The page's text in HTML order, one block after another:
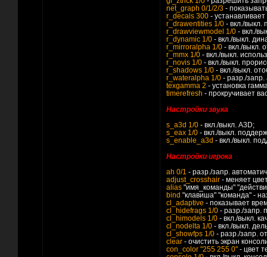
net_graph 0/1/2/3 -
r_decals 300 -
r_drawentities 1/0 - вкл./выкл.
r_drawviewmodel 1/0 - вкл./
r_dynamic 1/0 - вкл./выкл.
r_mirroralpha 1/0 - вкл./выкл.
r_mmx 1/0 - вкл./выкл.
r_novis 1/0 - вкл./выкл.
r_shadows 1/0 - вкл./выкл.
r_wateralpha 1/0 - разр./
texgamma 2 - установка
timerefresh - прокручивает
Настройки звука
s_a3d 1/0 - вкл./выкл. A3D;
s_eax 1/0 - вкл./выкл.
s_enable_a3d - вкл./выкл.
Настройки игрока
ah 0/1 - разр./запр.
adjust_crosshair - меняет
alias "имя_команды"
bind "клавиша" "команда" -
cl_adaptive - показывает
cl_hidefrags 1/0 - разр./запр.
cl_himodels 1/0 - вкл./выкл.
cl_nodelta 1/0 - вкл./выкл.
cl_showfps 1/0 - разр./запр.
clear - очистить экран
con_color "255 255 0" - цвет